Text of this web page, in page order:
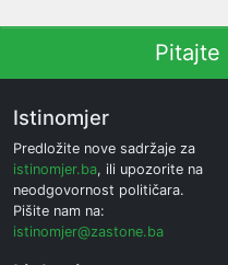
Pitajte
Istinomjer
Predložite nove sadržaje za
istinomjer.ba, ili upozorite na
neodgovornost političara.
Pišite nam na:
istinomjer@zastone.ba